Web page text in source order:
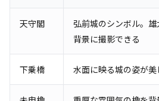
天守閣
弘前城のシンボル。雄
背景に撮影できる
下乗橋 水面に映る城の姿が美